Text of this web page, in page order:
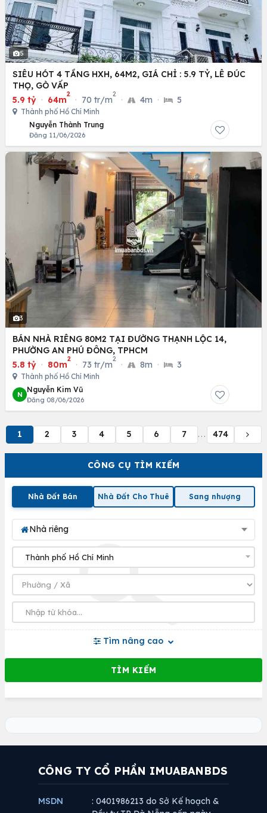
CÔNG CỤ TÌM KIẾM
Nhà Đất Bán Nhà Đất Cho Thuê Sang nhượng
Nhà riêng
Tìm nâng cao
5
SIÊU HÓT 4 TẦNG HXH, 64M2, GIÁ CHỈ : 5.9 TỶ, LÊ ĐÚC
THỌ, GÒ VẤP
5.9 tỷ · 64m
2
· 70 tr/m
2
· 4m · 5
Thành phố Hồ Chí Minh
Nguyễn Thành Trung
Đăng 11/06/2026
3
BÁN NHÀ RIÊNG 80M2 TẠI ĐƯỜNG THẠNH LỘC 14,
PHƯỜNG AN PHÚ ĐÔNG, TPHCM
5.8 tỷ · 80m
2
· 73 tr/m
2
· 8m · 3
Thành phố Hồ Chí Minh
N
Nguyễn Kim Vũ
Đăng 08/06/2026
1 2 3 4 5 6 7 ... 474
CÔNG TY CỔ PHẦN IMUABANBDS
MSDN
: 0401986213 do Sở Kế hoạch &